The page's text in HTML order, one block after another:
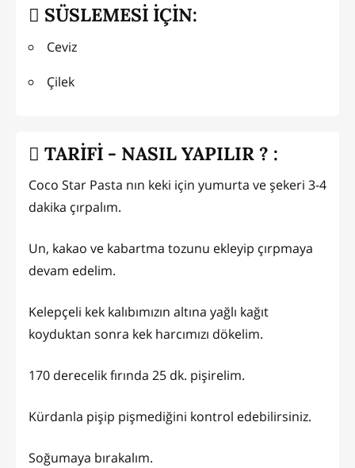
SÜSLEMESİ İÇİN:
Ceviz
Çilek
TARİFİ - NASIL YAPILIR ? :
Coco Star Pasta nın keki için yumurta ve şekeri 3-4
dakika çırpalım.
Un, kakao ve kabartma tozunu ekleyip çırpmaya
devam edelim.
Kelepçeli kek kalıbımızın altına yağlı kağıt
koyduktan sonra kek harcımızı dökelim.
170 derecelik fırında 25 dk. pişirelim.
Kürdanla pişip pişmediğini kontrol edebilirsiniz.
Soğumaya bırakalım.